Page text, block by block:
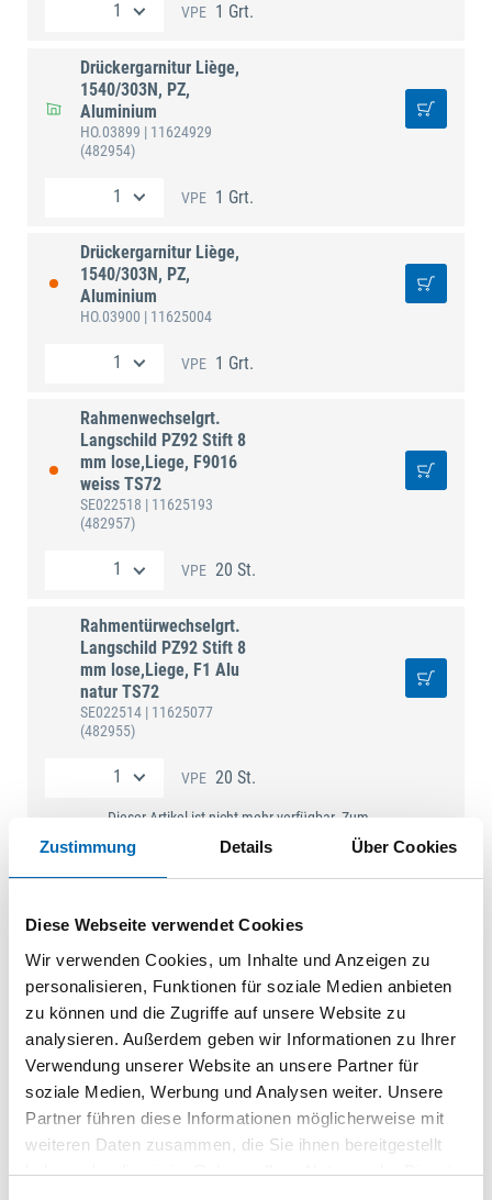
Zustimmung Details Über Cookies
Diese Webseite verwendet Cookies
Wir verwenden Cookies, um Inhalte und Anzeigen zu
personalisieren, Funktionen für soziale Medien anbieten
zu können und die Zugriffe auf unsere Website zu
analysieren. Außerdem geben wir Informationen zu Ihrer
Verwendung unserer Website an unsere Partner für
soziale Medien, Werbung und Analysen weiter. Unsere
Partner führen diese Informationen möglicherweise mit
weiteren Daten zusammen, die Sie ihnen bereitgestellt
haben oder die sie im Rahmen Ihrer Nutzung der Dienste
VPE 1 Grt.
Drückergarnitur Liège,
1540/303N, PZ,
Aluminium
HO.03899 | 11624929
(482954)
VPE 1 Grt.
Drückergarnitur Liège,
1540/303N, PZ,
Aluminium
HO.03900 | 11625004
VPE 1 Grt.
Rahmenwechselgrt.
Langschild PZ92 Stift 8
mm lose,Liege, F9016
weiss TS72
SE022518 | 11625193
(482957)
VPE 20 St.
Rahmentürwechselgrt.
Langschild PZ92 Stift 8
mm lose,Liege, F1 Alu
natur TS72
SE022514 | 11625077
(482955)
VPE 20 St.
Dieser Artikel ist nicht mehr verfügbar. Zum
Nachfolgeartikel:
HO.03901
mm lose,Liege, F9016
weiß TS72
(482956)
VPE 20 St.
Dieser Artikel ist bald nicht mehr verfügbar.
Restbestände können in einzelnen Abholstandorten
abgeholt werden. Zum Nachfolgeartikel: